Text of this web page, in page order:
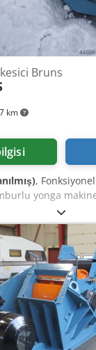
km
Bruns
,
yonga
x 300 mm
m³ yonga/saat